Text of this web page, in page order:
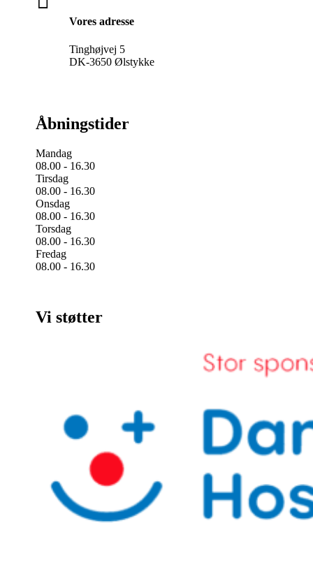
Vores adresse
Tinghøjvej 5
DK-3650 Ølstykke
Åbningstider
Mandag
08.00 - 16.30
Tirsdag
08.00 - 16.30
Onsdag
08.00 - 16.30
Torsdag
08.00 - 16.30
Fredag
08.00 - 16.30
Vi støtter